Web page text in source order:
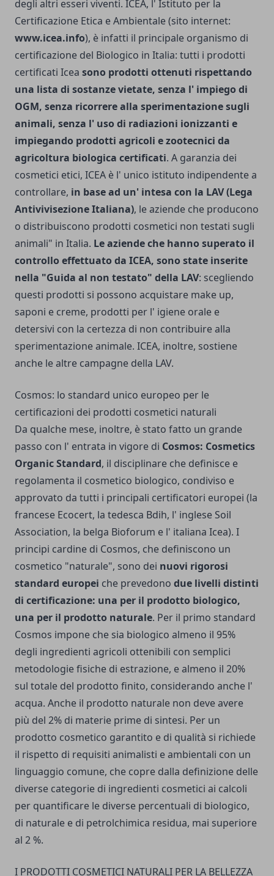
degli altri esseri viventi. ICEA, l' Istituto per la
Certificazione Etica e Ambientale (sito internet:
www.icea.info), è infatti il principale organismo di
certificazione del Biologico in Italia: tutti i prodotti
certificati Icea sono prodotti ottenuti rispettando
una lista di sostanze vietate, senza l' impiego di
OGM, senza ricorrere alla sperimentazione sugli
animali, senza l' uso di radiazioni ionizzanti e
impiegando prodotti agricoli e zootecnici da
agricoltura biologica certificati. A garanzia dei
cosmetici etici, ICEA è l' unico istituto indipendente a
controllare, in base ad un' intesa con la LAV (Lega
Antivivisezione Italiana), le aziende che producono
o distribuiscono prodotti cosmetici non testati sugli
animali" in Italia. Le aziende che hanno superato il
controllo effettuato da ICEA, sono state inserite
nella "Guida al non testato" della LAV: scegliendo
questi prodotti si possono acquistare make up,
saponi e creme, prodotti per l' igiene orale e
detersivi con la certezza di non contribuire alla
sperimentazione animale. ICEA, inoltre, sostiene
anche le altre campagne della LAV.
Cosmos: lo standard unico europeo per le
certificazioni dei prodotti cosmetici naturali
Da qualche mese, inoltre, è stato fatto un grande
passo con l' entrata in vigore di Cosmos: Cosmetics
Organic Standard, il disciplinare che definisce e
regolamenta il cosmetico biologico, condiviso e
approvato da tutti i principali certificatori europei (la
francese Ecocert, la tedesca Bdih, l' inglese Soil
Association, la belga Bioforum e l' italiana Icea). I
principi cardine di Cosmos, che definiscono un
cosmetico "naturale", sono dei nuovi rigorosi
standard europei che prevedono due livelli distinti
di certificazione: una per il prodotto biologico,
una per il prodotto naturale. Per il primo standard
Cosmos impone che sia biologico almeno il 95%
degli ingredienti agricoli ottenibili con semplici
metodologie fisiche di estrazione, e almeno il 20%
sul totale del prodotto finito, considerando anche l'
acqua. Anche il prodotto naturale non deve avere
più del 2% di materie prime di sintesi. Per un
prodotto cosmetico garantito e di qualità si richiede
il rispetto di requisiti animalisti e ambientali con un
linguaggio comune, che copre dalla definizione delle
diverse categorie di ingredienti cosmetici ai calcoli
per quantificare le diverse percentuali di biologico,
di naturale e di petrolchimica residua, mai superiore
al 2 %.
I PRODOTTI COSMETICI NATURALI PER LA BELLEZZA